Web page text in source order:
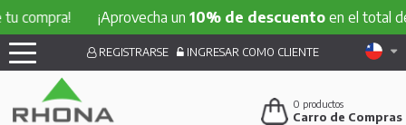
¡Aprovecha un10% de descuentoen el total de tu
REGISTRARSE INGRESAR COMO CLIENTE
0 productos
Carro de Compras